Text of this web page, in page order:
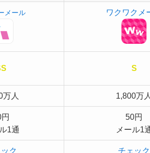
メール ワクワクメ
S
万人 1,800万人
1通
50円
メール1
ク チェック